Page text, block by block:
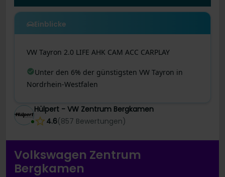
Einblicke
VW Tayron 2.0 LIFE AHK CAM ACC CARPLAY
Unter den 6% der günstigsten VW Tayron in
Nordrhein-Westfalen
Hülpert - VW Zentrum Bergkamen
4.6(857 Bewertungen)
Volkswagen Zentrum
Bergkamen